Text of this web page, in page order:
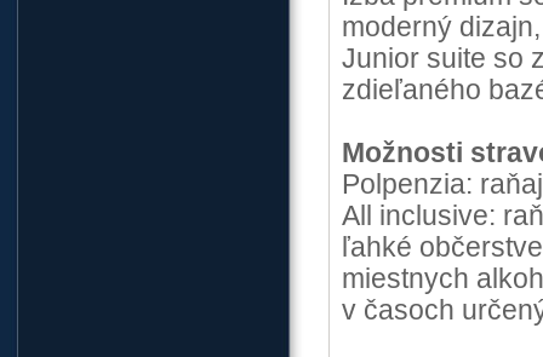
moderný
Junior suite so
zdieľaného
Možnosti
Polpenzia:
All inclusive:
ľahké
miestnych
v časoch